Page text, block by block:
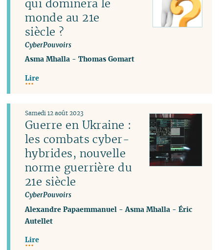
qui dominera le
monde au 21e
siècle ?
CyberPouvoirs
Asma Mhalla -Thomas Gomart
Lire
Guerre en Ukraine :
les combats cyber-
hybrides, nouvelle
norme guerrière du
21e siècle
CyberPouvoirs
Samedi 12 août 2023
Alexandre Papaemmanuel -Asma Mhalla -Éric
Autellet
Lire